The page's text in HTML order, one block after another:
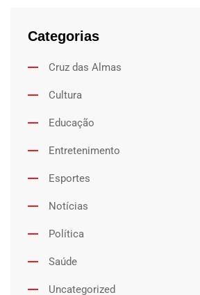
Categorias
Cruz das Almas
Cultura
Educação
Entretenimento
Esportes
Notícias
Política
Saúde
Uncategorized